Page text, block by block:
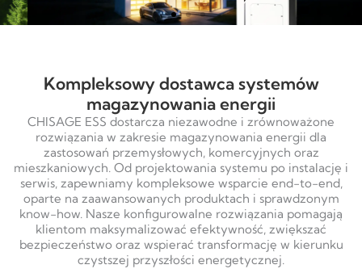
Kompleksowy dostawca systemów
magazynowania energii
CHISAGE ESS dostarcza niezawodne i zrównoważone
rozwiązania w zakresie magazynowania energii dla
zastosowań przemysłowych, komercyjnych oraz
mieszkaniowych. Od projektowania systemu po instalację i
serwis, zapewniamy kompleksowe wsparcie end-to-end,
oparte na zaawansowanych produktach i sprawdzonym
know-how. Nasze konfigurowalne rozwiązania pomagają
klientom maksymalizować efektywność, zwiększać
bezpieczeństwo oraz wspierać transformację w kierunku
czystszej przyszłości energetycznej.